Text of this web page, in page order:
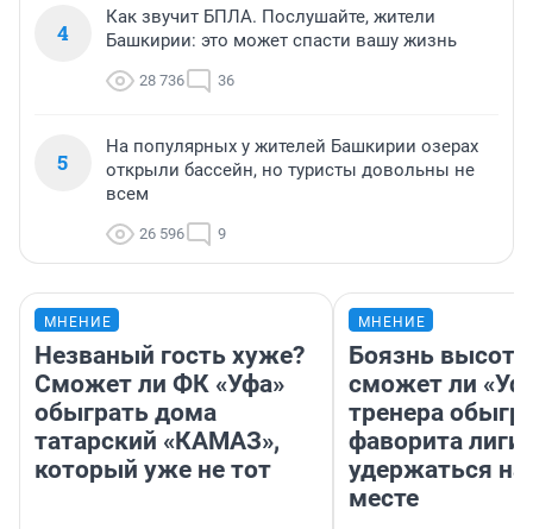
4
Как звучит БПЛА. Послушайте, жители
Башкирии: это может спасти вашу жизнь
28 736 36
5
На популярных у жителей Башкирии озерах
открыли бассейн, но туристы довольны не
всем
26 596 9
МНЕНИЕ
Незваный гость хуже?
Сможет ли ФК «Уфа»
обыграть дома
татарский «КАМАЗ»,
который уже не тот
МНЕНИЕ
Боязнь
сможет ли
тренера
фаворита лиги
удержаться
месте